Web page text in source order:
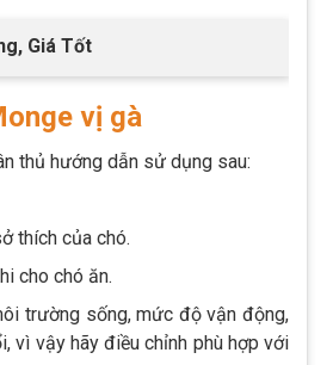
Giá Tốt
vị gà
thủ hướng dẫn sử dụng sau:
thích của chó.
cho chó ăn.
trường sống, mức độ vận động,
vì vậy hãy điều chỉnh phù hợp với